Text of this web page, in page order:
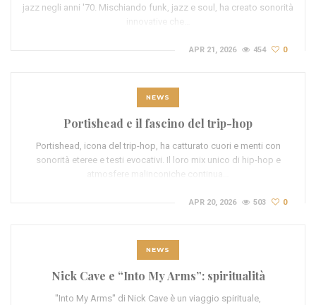
jazz negli anni '70. Mischiando funk, jazz e soul, ha creato sonorità
innovative che…
APR 21, 2026 454 0
NEWS
Portishead e il fascino del trip-hop
Portishead, icona del trip-hop, ha catturato cuori e menti con
sonorità eteree e testi evocativi. Il loro mix unico di hip-hop e
atmosfere malinconiche continua…
APR 20, 2026 503 0
NEWS
Nick Cave e “Into My Arms”: spiritualità
"Into My Arms" di Nick Cave è un viaggio spirituale,